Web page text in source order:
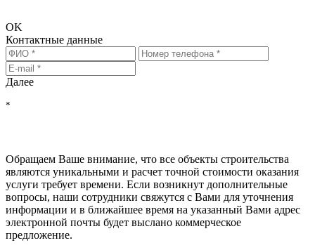
OK
Контактные данные
Далее
*
Обращаем Ваше внимание, что все объекты строительства
являются уникальными и расчет точной стоимости оказания
услуги требует времени. Если возникнут дополнительные
вопросы, наши сотрудники свяжутся с Вами для уточнения
информации и в ближайшее время на указанный Вами адрес
электронной почты будет выслано коммерческое
предложение.